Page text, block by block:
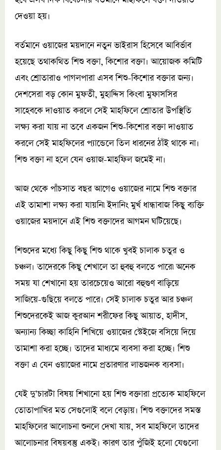
দেওয়া হয়।
বর্তমানে ওয়াজের ময়দানে নতুন ভাইরাস হিসেবে আবির্ভাব
হয়েছে তথাকথিত শিশু বক্তা, কিশোর বক্তা। আয়োজক কমিটি
এবং শ্রোতারাও পাগলপারা এসব শিশু-কিশোর বক্তার জন্য।
দেশসেরা বড় কোন মুফতী, মুহাদ্দিস কিংবা মুফাসসির
সাহেবকে দাওয়াত করলে সেই মাহফিলে শ্রোতার উপস্থিতি
লক্ষ্য করা যায় না তবে একজন শিশু-কিশোর বক্তা দাওয়াত
করলে সেই মাহফিলের প্যান্ডেলে তিল ধারনের ঠাঁই থাকে না।
শিশু বক্তা না হলে যেন ওয়াজ-মাহফিল জমেই না।
আজ থেকে পাঁচসাত বছর আগেও ওয়াজের নামে শিশু বক্তার
এই তামাশা লক্ষ্য করা যায়নি৷ ইদানিং মুর্খ ধান্ধাবাজ কিছু ব্যক্তি
ওয়াজের ময়দানে এই শিশু বক্তাদের আগমন ঘটিয়েছে।
শিশুদের মধ্যে কিছু কিছু শিশু থাকে খুবই চালাক চতুর ও
চঞ্চল। তাদেরকে কিছু শেখালে তা হুবহু বলতে পারে৷ অনেক
সময় যা শেখানো হয় তারচেয়েও আরো বহুগুণ বাড়িয়ে
সাজিয়ে-গুছিয়ে বলতে পারে। সেই চালাক চতুর আর চঞ্চল
শিশুদেরকেই আজ কুরআন শরীফের কিছু আয়াত, হাদীস,
অন্যান্য কিচ্ছা কাহিনি শিখিয়ে ওয়াজের স্টেইজে বসিয়ে দিয়ে
তামাশা করা হচ্ছে। তাদের মাধ্যমে ব্যবসা করা হচ্ছে। শিশু
বক্তা এ যেন ওয়াজের নামে প্রতারণার লাভজনক ব্যবসা।
যেই দু’চারটা বিষয় শিখানো হয় শিশু বক্তারা প্রত্যেক মাহফিলে
তোতাপাখির মত সেগুলোই বলে বেড়ায়। শিশু বক্তাদের সমস্ত
মাহফিলের আলোচনা শুনলে দেখা যায়, সব মাহফিলে তাদের
আলোচনার বিষয়বস্তু একই। কারণ তার পুঁজিই হলো যেগুলো